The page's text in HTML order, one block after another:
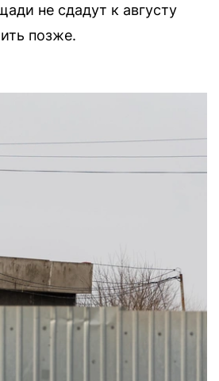
не сдадут к августу
позже.